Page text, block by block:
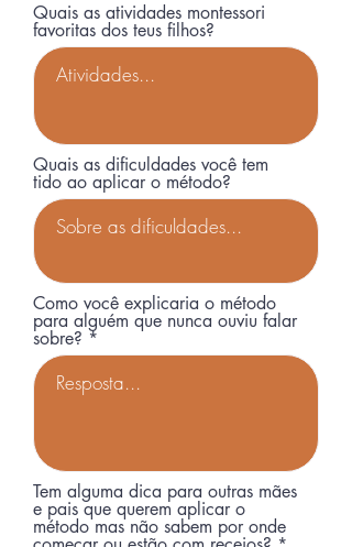
Quais as atividades montessori
favoritas dos teus filhos?
Quais as dificuldades você tem
tido ao aplicar o método?
Como você explicaria o método
para alguém que nunca ouviu falar
sobre?
Tem alguma dica para outras mães
e pais que querem aplicar o
método mas não sabem por onde